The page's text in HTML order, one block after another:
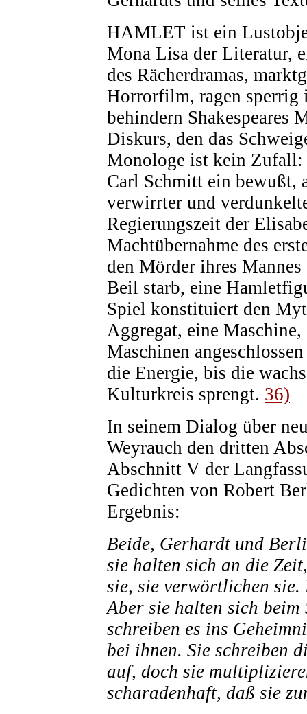
HAMLET ist ein
Mona Lisa der Literatur,
des Rächerdramas,
Horrorfilm, ragen sperrig
behindern Shakespeares
Diskurs, den das
Monologe ist kein Zufall:
Carl Schmitt ein bewußt,
verwirrter und
Regierungszeit der
Machtübernahme des
den Mörder ihres
Beil starb, eine
Spiel konstituiert den
Aggregat, eine
Maschinen
die Energie, bis die
Kulturkreis sprengt. 36)
In seinem Dialog über
Weyrauch den dritten
Abschnitt V der
Gedichten von Robert
Ergebnis:
Beide, Gerhardt und
sie halten sich an die
sie, sie verwörtlichen
Aber sie halten sich
schreiben es ins
bei ihnen. Sie schreiben
auf, doch sie
scharadenhaft, daß sie